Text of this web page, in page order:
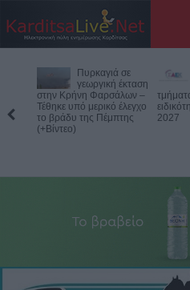
RSS
Δημόσιες
Σ.Α.Ε.Κ.: 860
τμήματα και 95
ειδικότητες για το 2026-
2027
ΟΠΕΚΑ